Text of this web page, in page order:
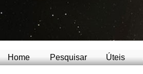
Home Pesquisar Úteis